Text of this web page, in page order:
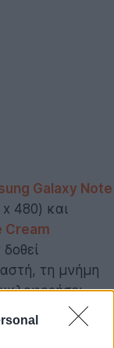
Galaxy Note
480) και
Cream
τη μνήμη
€450.